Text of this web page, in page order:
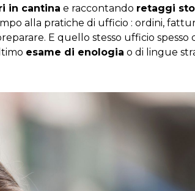
in cantina e raccontando retaggi
alla pratiche di ufficio : ordini,
E quello stesso ufficio spesso
esame di enologia o di lingue